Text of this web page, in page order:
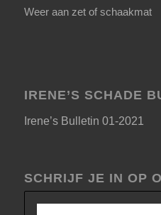
Weer aan zet of schaakmat
IRENE’S SCHADE
Irene’s Bulletin 01-2021
SCHRIJF JE IN OP